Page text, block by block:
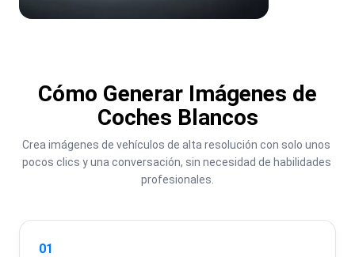
Cómo Generar Imágenes de
Coches Blancos
Crea imágenes de vehículos de alta resolución con solo unos
pocos clics y una conversación, sin necesidad de habilidades
profesionales.
01